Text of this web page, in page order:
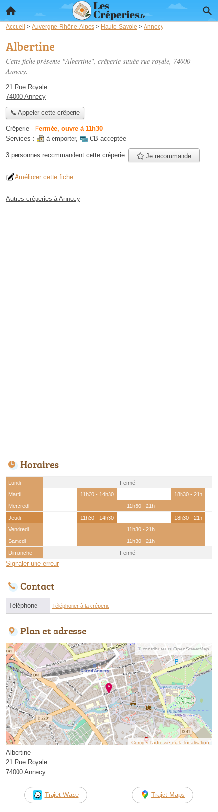
Accueil > Auvergne-Rhône-Alpes > Haute-Savoie > Annecy
Albertine
Cette fiche présente "Albertine", crêperie située rue royale, 74000
Annecy.
21 Rue Royale
74000 Annecy
📞 Appeler cette crêperie
Crêperie - Fermée, ouvre à 11h30
Services :
à emporter, CB acceptée
3 personnes recommandent cette crêperie. Je recommande
Améliorer cette fiche
Autres crêperies à Annecy
Horaires
Lundi
Fermé
Mardi
11h30 - 14h30
18h30 - 21h
Mercredi
11h30 - 21h
Jeudi
11h30 - 14h30
18h30 - 21h
Vendredi
11h30 - 21h
Samedi
11h30 - 21h
Dimanche
Fermé
Signaler une erreur
Contact
Téléphone Téléphoner à la crêperie
Plan et adresse
© contributeurs OpenStreetMap
Corriger l’adresse ou la localisation
Albertine
21 Rue Royale
74000 Annecy
Trajet Waze Trajet Maps